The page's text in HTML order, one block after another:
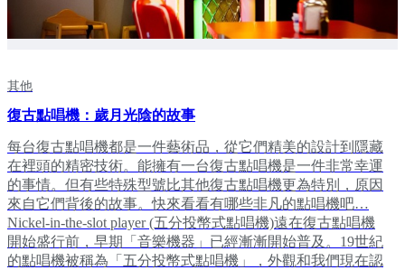
其他
復古點唱機：歲月光陰的故事
每台復古點唱機都是一件藝術品，從它們精美的設計到隱藏
在裡頭的精密技術。能擁有一台復古點唱機是一件非常幸運
的事情。但有些特殊型號比其他復古點唱機更為特別，原因
來自它們背後的故事。快來看看有哪些非凡的點唱機吧…
Nickel-in-the-slot player (五分投幣式點唱機)遠在復古點唱機
開始盛行前，早期「音樂機器」已經漸漸開始普及。19世紀
的點唱機被稱為「五分投幣式點唱機」，外觀和我們現在認